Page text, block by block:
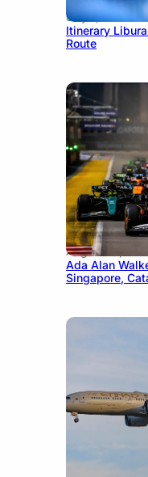
July 7, 2026
Itinerary
Route
August 13, 2025
Ada Alan
Singapore,